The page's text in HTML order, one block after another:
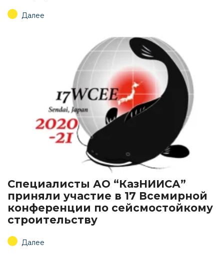
Далее
Специалисты АО “КазНИИСА”
приняли участие в 17 Всемирной
конференции по сейсмостойкому
строительству
Далее